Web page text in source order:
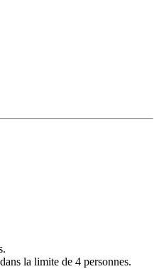
la limite de 4 personnes.